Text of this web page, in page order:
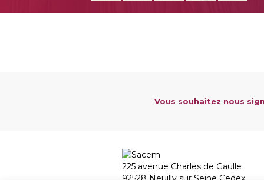
Vous souhaitez nous
225 avenue Charles de Gaulle